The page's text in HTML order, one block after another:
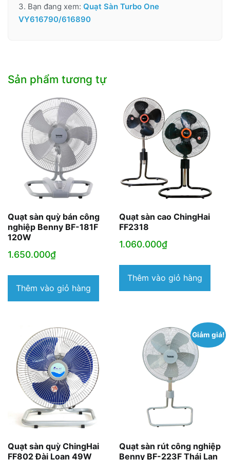
3. Bạn đang xem: Quạt Sàn Turbo One
VY616790/616890
Sản phẩm tương tự
Quạt sàn quỳ bán công
nghiệp Benny BF-181F
120W
1.650.000₫
Thêm vào giỏ hàng
Quạt sàn cao ChingHai
FF2318
1.060.000₫
Thêm vào giỏ hàng
Quạt sàn quỳ ChingHai
FF802 Đài Loan 49W
Giảm giá!
Quạt sàn rút công nghiệp
Benny BF-223F Thái Lan